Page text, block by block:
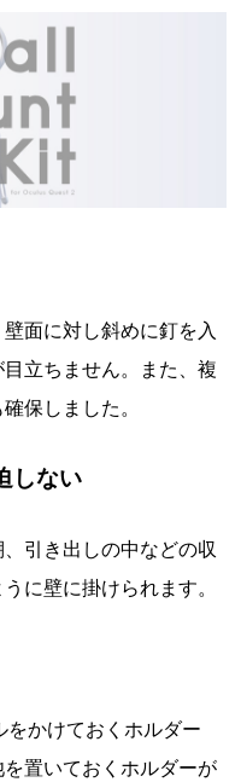
面に対し斜めに釘を入
立ちません。また、複
保しました。
しない
引き出しの中などの収
に壁に掛けられます。
かけておくホルダー
置いておくホルダーが